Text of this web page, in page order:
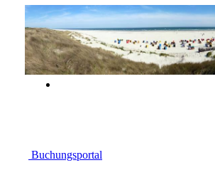
Buchungsportal